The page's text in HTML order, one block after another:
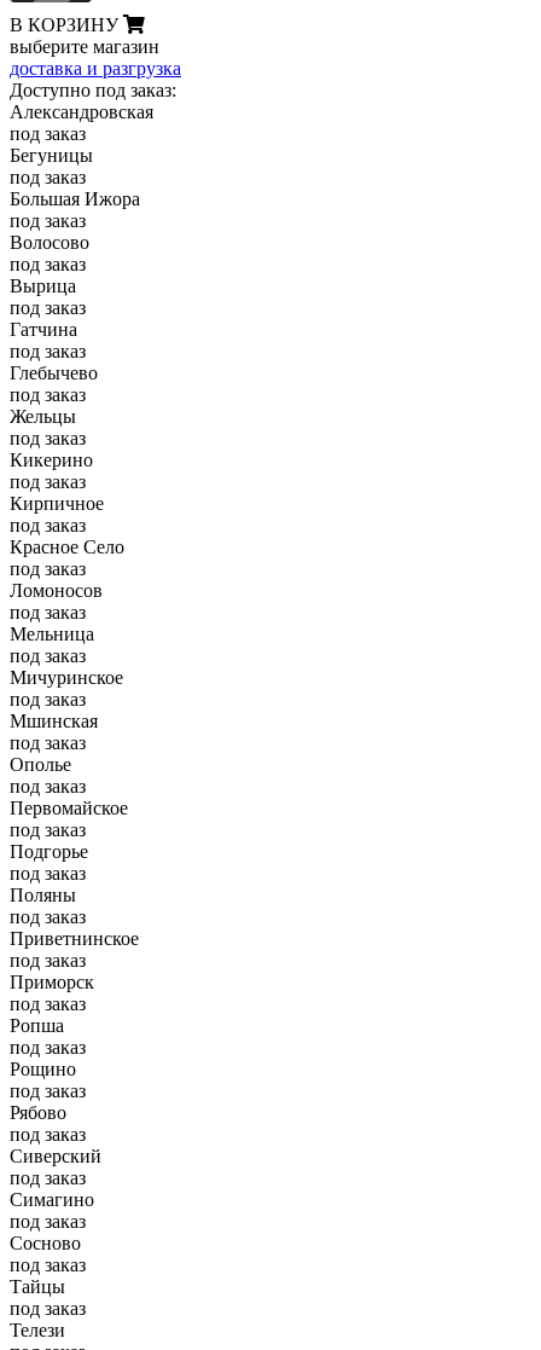
В КОРЗИНУ
выберите магазин
доставка и разгрузка
Доступно под заказ:
Александровская
под заказ
Бегуницы
под заказ
Большая Ижора
под заказ
Волосово
под заказ
Вырица
под заказ
Гатчина
под заказ
Глебычево
под заказ
Жельцы
под заказ
Кикерино
под заказ
Кирпичное
под заказ
Красное Село
под заказ
Ломоносов
под заказ
Мельница
под заказ
Мичуринское
под заказ
Мшинская
под заказ
Ополье
под заказ
Первомайское
под заказ
Подгорье
под заказ
Поляны
под заказ
Приветнинское
под заказ
Приморск
под заказ
Ропша
под заказ
Рощино
под заказ
Рябово
под заказ
Сиверский
под заказ
Симагино
под заказ
Сосново
под заказ
Тайцы
под заказ
Телези